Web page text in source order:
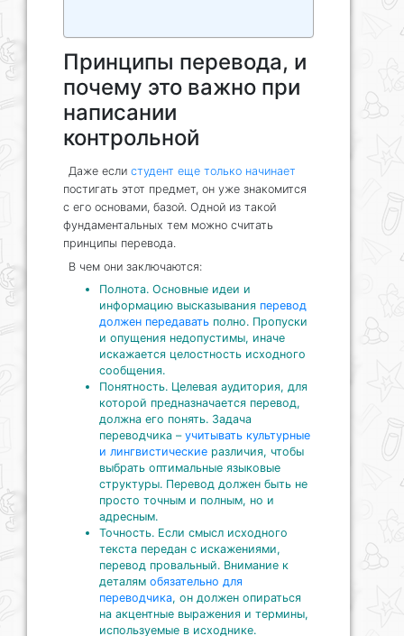
Принципы перевода, и
почему это важно при
написании
контрольной
Даже если студент еще только начинает
постигать этот предмет, он уже знакомится
с его основами, базой. Одной из такой
фундаментальных тем можно считать
принципы перевода.
В чем они заключаются:
Полнота. Основные идеи и
информацию высказывания перевод
должен передавать полно. Пропуски
и опущения недопустимы, иначе
искажается целостность исходного
сообщения.
Понятность. Целевая аудитория, для
которой предназначается перевод,
должна его понять. Задача
переводчика – учитывать культурные
и лингвистические различия, чтобы
выбрать оптимальные языковые
структуры. Перевод должен быть не
просто точным и полным, но и
адресным.
Точность. Если смысл исходного
текста передан с искажениями,
перевод провальный. Внимание к
деталям обязательно для
переводчика, он должен опираться
на акцентные выражения и термины,
используемые в исходнике.